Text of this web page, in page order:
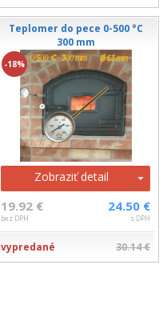
Teplomer do pece 0-500 °C
300 mm
-18%
Zobraziť detail
19.92 €
bez DPH
24.50 €
s DPH
vypredané 30.14 €